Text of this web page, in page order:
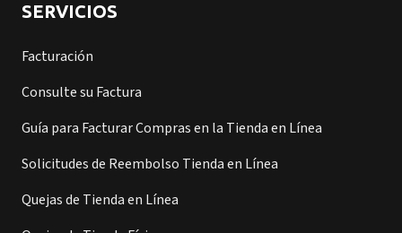
SERVICIOS
Facturación
Consulte su Factura
Guía para Facturar Compras en la Tienda en Línea
Solicitudes de Reembolso Tienda en Línea
Quejas de Tienda en Línea